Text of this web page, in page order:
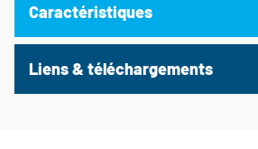
Caractéristiques
Liens & téléchargements